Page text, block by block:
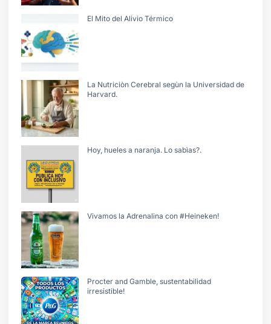
El Mito del Alivio Térmico
La Nutriciòn Cerebral segùn la Universidad de
Harvard.
Hoy, hueles a naranja. Lo sabìas?.
Vivamos la Adrenalina con #Heineken!
Procter and Gamble, sustentabilidad
irresistible!